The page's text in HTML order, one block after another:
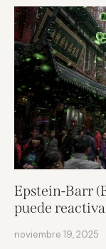
Epstein-Barr
puede
noviembre 19, 2025